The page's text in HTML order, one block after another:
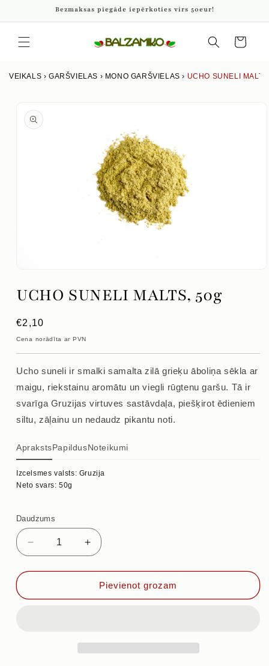
saturu
Bezmaksas piegāde iepērkoties virs 50eur!
grozs
VEIKALS ›GARŠVIELAS › MONO GARŠVIELAS › UCHO SUNELI
produkta
informāciju
1
modālajā
UCHO SUNELI MALTS, 50g
Parastā
cena
€2,10
Cena norādīta ar PVN
Ucho suneli ir smalki samalta zilā grieķu āboliņa sēkla ar
maigu, riekstainu aromātu un viegli rūgtenu garšu. Tā ir
svarīga Gruzijas virtuves sastāvdaļa, piešķirot ēdieniem
siltu, zāļainu un nedaudz pikantu noti.
AprakstsPapildusNoteikumi
Izcelsmes valsts: Gruzija
Neto svars: 50g
Daudzums
Samazināt
daudzumu
priekš
SUNELI
Palielināt
daudzumu
priekš
UCHO
SUNELI
Pievienot grozam